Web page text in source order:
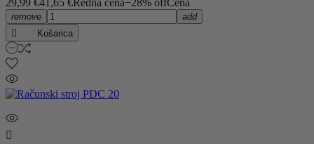
29,99 €41,65 €Redna cena−28% offCena
remove
add

Košarica
